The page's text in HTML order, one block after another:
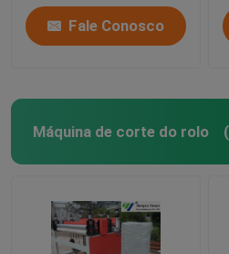
Fale Conosco
Máquina de corte do rolo